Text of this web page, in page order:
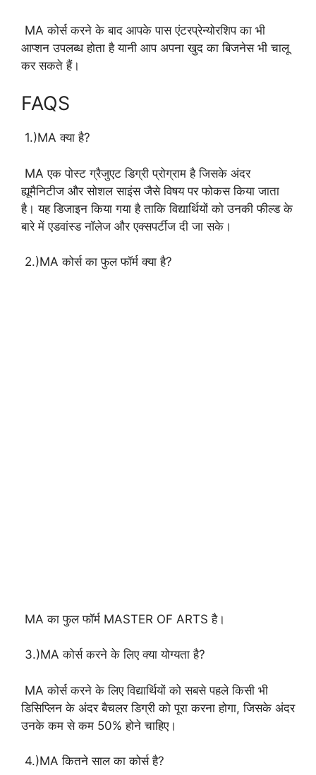
MA कोर्स करने के बाद आपके पास एंटरप्रेन्योरशिप का भी
आप्शन उपलब्ध होता है यानी आप अपना खुद का बिजनेस भी चालू
कर सकते हैं।
FAQS
1.)MA क्या है?
MA एक पोस्ट ग्रैजुएट डिग्री प्रोग्राम है जिसके अंदर
ह्यूमैनिटीज और सोशल साइंस जैसे विषय पर फोकस किया जाता
है। यह डिजाइन किया गया है ताकि विद्यार्थियों को उनकी फील्ड के
बारे में एडवांस्ड नॉलेज और एक्सपर्टीज दी जा सके।
2.)MA कोर्स का फुल फॉर्म क्या है?
MA का फुल फॉर्म MASTER OF ARTS है।
3.)MA कोर्स करने के लिए क्या योग्यता है?
MA कोर्स करने के लिए विद्यार्थियों को सबसे पहले किसी भी
डिसिप्लिन के अंदर बैचलर डिग्री को पूरा करना होगा, जिसके अंदर
उनके कम से कम 50% होने चाहिए।
4.)MA कितने साल का कोर्स है?